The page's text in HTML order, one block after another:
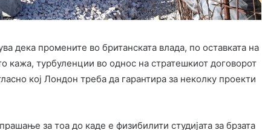
дека промените во британската влада, по оставката на
кажа, турбуленции во однос на стратешкиот договорот
кој Лондон треба да гарантира за неколку проекти
за тоа до каде е физибилити студијата за брзата